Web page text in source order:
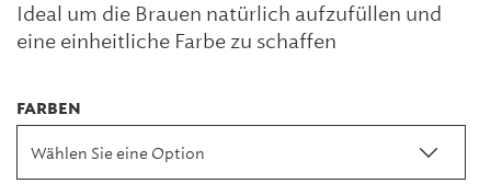
Ideal um die Brauen natürlich aufzufüllen und
eine einheitliche Farbe zu schaffen
FARBEN
Wählen Sie eine Option